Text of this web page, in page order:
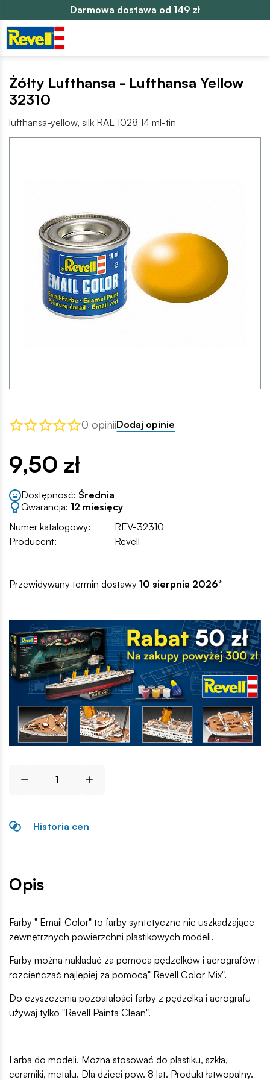
Darmowa dostawa od 149 zł
Żółty Lufthansa - Lufthansa Yellow
32310
lufthansa-yellow, silk RAL 1028 14 ml-tin
0 opiniiDodaj opinie
9,50 zł
Dostępność: Średnia
Gwarancja: 12 miesięcy
Numer katalogowy:
REV-32310
Producent:
Revell
Przewidywany termin dostawy 10 sierpnia 2026*
Historia cen
Opis
Farby " Email Color" to farby syntetyczne nie uszkadzające
zewnętrznych powierzchni plastikowych modeli.
Farby można nakładać za pomocą pędzelków i aerografów i
rozcieńczać najlepiej za pomocą" Revell Color Mix".
Do czyszczenia pozostałości farby z pędzelka i aerografu
używaj tylko "Revell Painta Clean".
Farba do modeli. Można stosować do plastiku, szkła,
ceramiki, metalu. Dla dzieci pow. 8 lat. Produkt łatwopalny.